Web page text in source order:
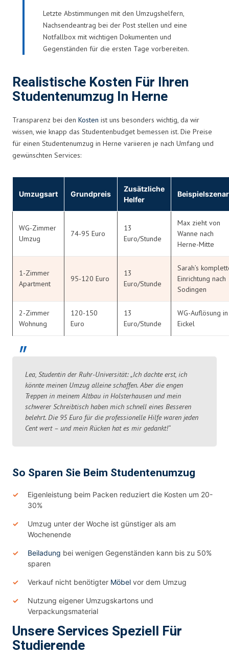
Letzte Abstimmungen mit den Umzugshelfern,
Nachsendeantrag bei der Post stellen und eine
Notfallbox mit wichtigen Dokumenten und
Gegenständen für die ersten Tage vorbereiten.
Realistische Kosten Für Ihren
Studentenumzug In Herne
Transparenz bei den Kosten ist uns besonders wichtig, da wir
wissen, wie knapp das Studentenbudget bemessen ist. Die Preise
für einen Studentenumzug in Herne variieren je nach Umfang und
gewünschten Services:
Umzugsart Grundpreis
Zusätzliche
Helfer
WG-Zimmer
Umzug
74-95 Euro
13
Euro/Stunde
Max zieht von
Wanne nach
Herne-Mitte
1-Zimmer
Apartment
95-120 Euro
13
Euro/Stunde
Sarah’s
Einrichtung nach
Sodingen
2-Zimmer
Wohnung
120-150
Euro
13
Euro/Stunde
WG-Auflösung in
Eickel
Lea, Studentin der Ruhr-Universität: „Ich dachte erst, ich
könnte meinen Umzug alleine schaffen. Aber die engen
Treppen in meinem Altbau in Holsterhausen und mein
schwerer Schreibtisch haben mich schnell eines Besseren
belehrt. Die 95 Euro für die professionelle Hilfe waren jeden
Cent wert – und mein Rücken hat es mir gedankt!“
So Sparen Sie Beim Studentenumzug
Eigenleistung beim Packen reduziert die Kosten um 20-
30%
Umzug unter der Woche ist günstiger als am
Wochenende
Beiladung bei wenigen Gegenständen kann bis zu 50%
sparen
Verkauf nicht benötigter Möbel vor dem Umzug
Nutzung eigener Umzugskartons und
Verpackungsmaterial
Unsere Services Speziell Für
Studierende